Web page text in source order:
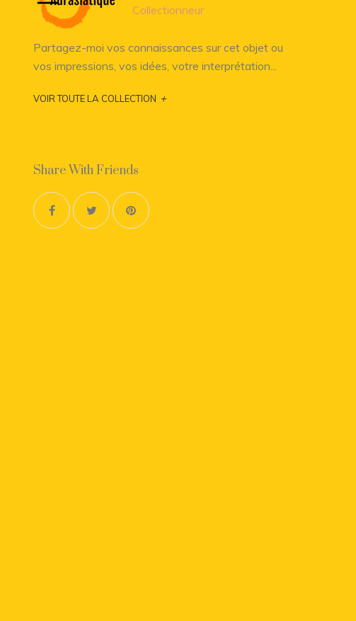
Collectionneur
Partagez-moi vos connaissances sur cet objet ou
vos impressions, vos idées, votre interprétation...
VOIR TOUTE LA COLLECTION +
Share With Friends